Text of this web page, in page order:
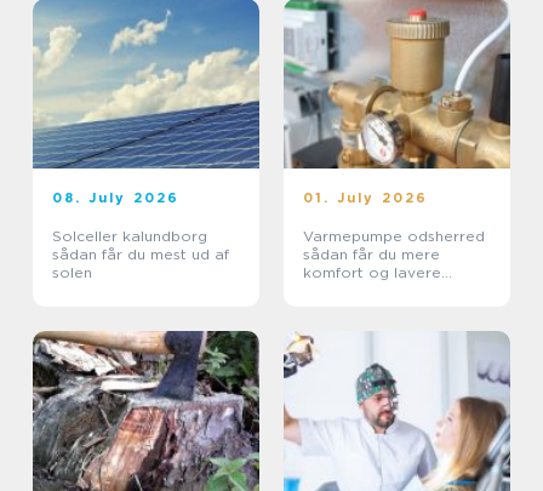
08. July 2026
Solceller kalundborg
sådan får du mest ud af
solen
01. July 2026
Varmepumpe odsherred
sådan får du mere
komfort og lavere